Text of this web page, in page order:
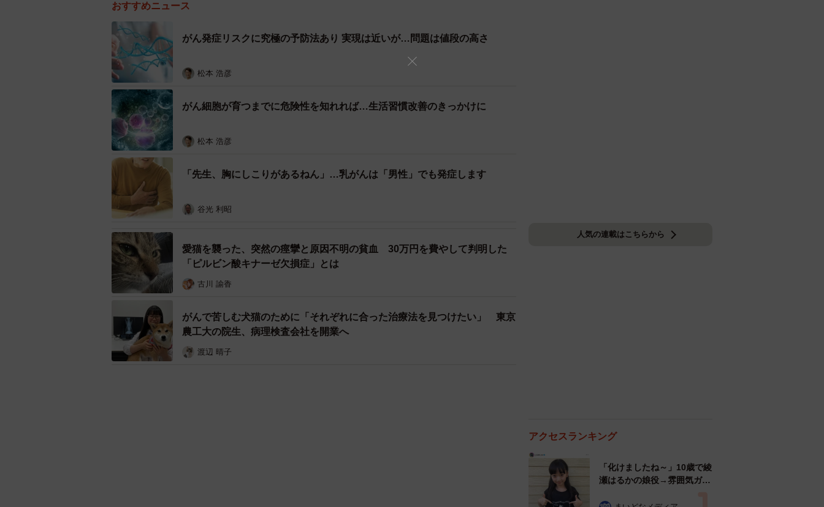
おすすめニュース
がん発症リスクに究極の予防法あり 実現は近いが…問題は値段の高さ
松本 浩彦
がん細胞が育つまでに危険性を知れれば…生活習慣改善のきっかけに
松本 浩彦
「先生、胸にしこりがあるねん」…乳がんは「男性」でも発症します
谷光 利昭
愛猫を襲った、突然の痙攣と原因不明の貧血 30万円を費やして判明した
「ピルビン酸キナーゼ欠損症」とは
古川 諭香
がんで苦しむ犬猫のために「それぞれに合った治療法を見つけたい」 東京
農工大の院生、病理検査会社を開業へ
渡辺 晴子
人気の連載はこちらから
アクセスランキング
「化けましたね～」10歳で綾
瀬はるかの娘役→雰囲気ガラ